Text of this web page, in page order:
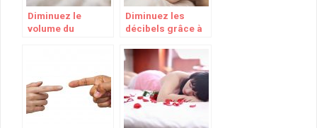
Diminuez le
volume du
Diminuez les
décibels grâce à
conseils anti-
ronflement